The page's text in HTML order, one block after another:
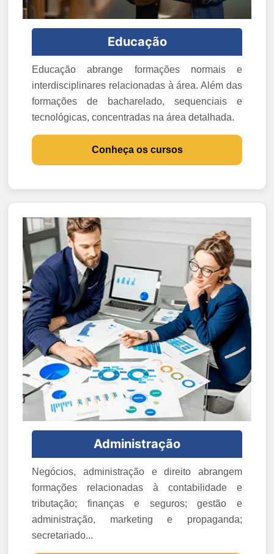
Educação
Educação abrange formações normais e
interdisciplinares relacionadas à área. Além das
formações de bacharelado, sequenciais e
tecnológicas, concentradas na área detalhada.
Conheça os cursos
Administração
Negócios, administração e direito abrangem
formações relacionadas à contabilidade e
tributação; finanças e seguros; gestão e
administração, marketing e propaganda;
secretariado...